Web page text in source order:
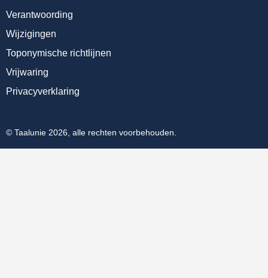
Verantwoording
Wijzigingen
Toponymische richtlijnen
Vrijwaring
Privacyverklaring
© Taalunie 2026, alle rechten voorbehouden.